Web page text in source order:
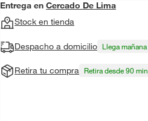
Entrega en Cercado De Lima
Stock en tienda
Despacho a domicilio Llega mañana
Retira tu compra Retira desde 90 min